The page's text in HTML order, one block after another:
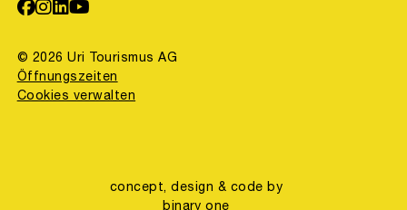
© 2026 Uri Tourismus AG
Öffnungszeiten
Cookies verwalten
concept, design & code by
binary one